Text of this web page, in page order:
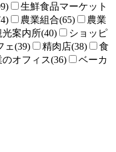
生鮮食品マーケット
農業組合(65)
農業
光案内所(40)
ショッピ
ェ(39) 精肉店(38)
食
のオフィス(36)
ベーカ